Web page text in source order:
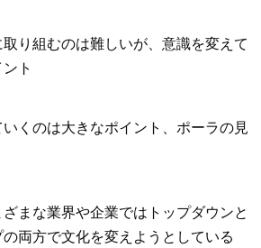
り組むのは難しいが、意識を変えて
ト
くのは大きなポイント、ポーラの見
まな業界や企業ではトップダウンと
両方で文化を変えようとしている